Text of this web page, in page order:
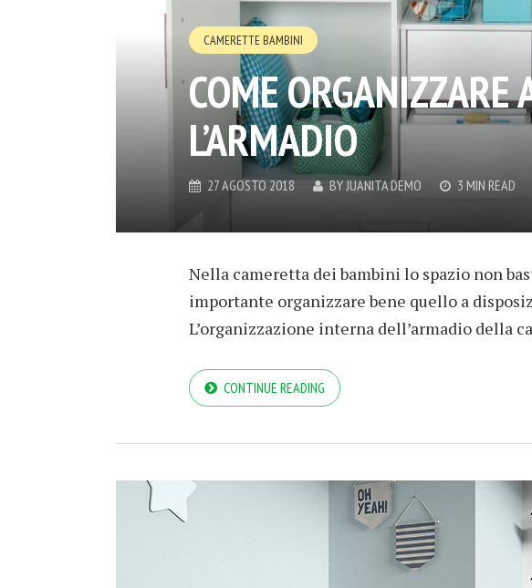
CAMERETTE BAMBINI
COME ORGANIZZARE
L’ARMADIO
27 AGOSTO 2018 BYJUANITA DEMO 3 MIN READ
Nella cameretta dei bambini lo spazio non
importante organizzare bene quello a
L’organizzazione interna dell’armadio della
CONTINUE READING